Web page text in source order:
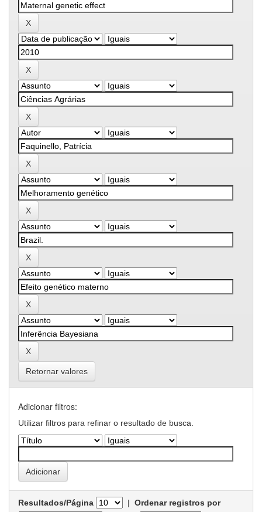
Retornar valores
Adicionar filtros:
Utilizar filtros para refinar o resultado de busca.
Resultados/Página | Ordenar registros por